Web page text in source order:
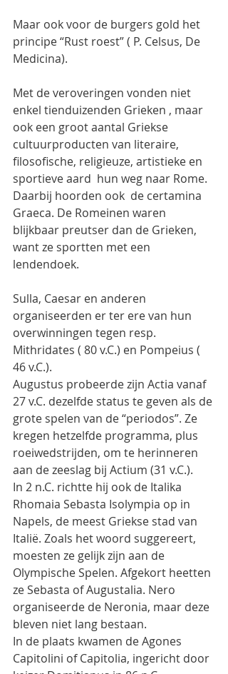
Maar ook voor de burgers gold het
principe “Rust roest” ( P. Celsus, De
Medicina).
Met de veroveringen vonden niet
enkel tienduizenden Grieken , maar
ook een groot aantal Griekse
cultuurproducten van literaire,
filosofische, religieuze, artistieke en
sportieve aard  hun weg naar Rome.
Daarbij hoorden ook  de certamina
Graeca. De Romeinen waren
blijkbaar preutser dan de Grieken,
want ze sportten met een
lendendoek.
Sulla, Caesar en anderen
organiseerden er ter ere van hun
overwinningen tegen resp.
Mithridates ( 80 v.C.) en Pompeius (
46 v.C.).
Augustus probeerde zijn Actia vanaf
27 v.C. dezelfde status te geven als de
grote spelen van de “periodos”. Ze
kregen hetzelfde programma, plus
roeiwedstrijden, om te herinneren
aan de zeeslag bij Actium (31 v.C.).
In 2 n.C. richtte hij ook de Italika
Rhomaia Sebasta Isolympia op in
Napels, de meest Griekse stad van
Italië. Zoals het woord suggereert,
moesten ze gelijk zijn aan de
Olympische Spelen. Afgekort heetten
ze Sebasta of Augustalia. Nero
organiseerde de Neronia, maar deze
bleven niet lang bestaan.
In de plaats kwamen de Agones
Capitolini of Capitolia, ingericht door